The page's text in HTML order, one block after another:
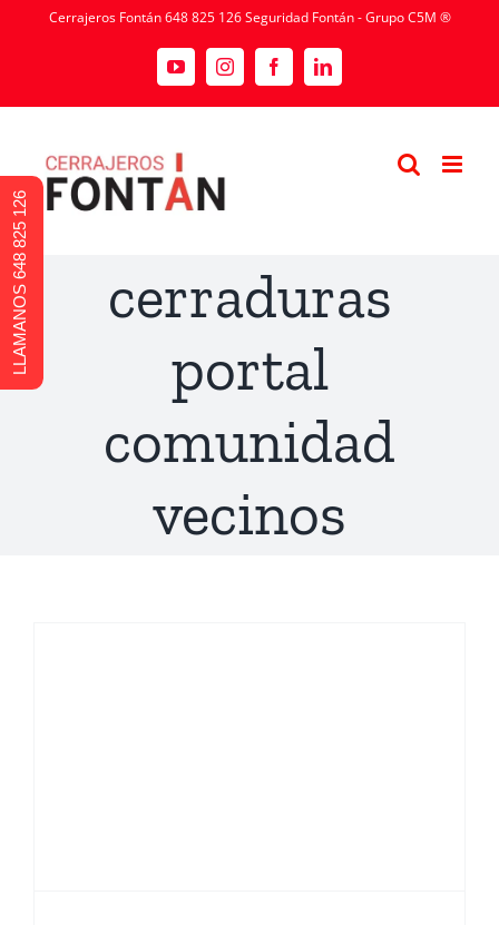
Cerrajeros Fontán 648 825 126 Seguridad Fontán - Grupo C5M ®
cerraduras
portal
comunidad
vecinos
LLAMANOS 648 825 126